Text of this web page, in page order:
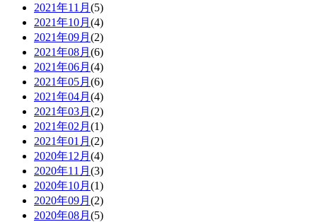
2021年11月 (5)
2021年10月 (4)
2021年09月 (2)
2021年08月 (6)
2021年06月 (4)
2021年05月 (6)
2021年04月 (4)
2021年03月 (2)
2021年02月 (1)
2021年01月 (2)
2020年12月 (4)
2020年11月 (3)
2020年10月 (1)
2020年09月 (2)
2020年08月 (5)